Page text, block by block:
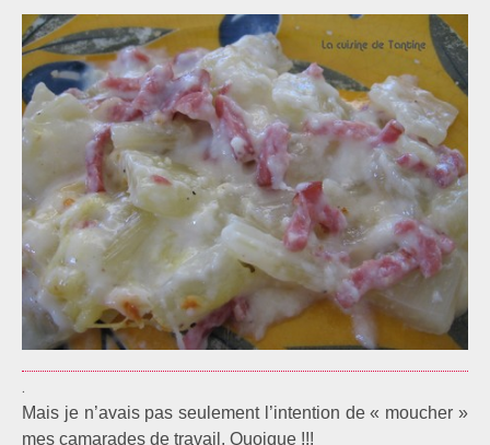
.
Mais je n’avais pas seulement l’intention de « moucher »
mes camarades de travail. Quoique !!!